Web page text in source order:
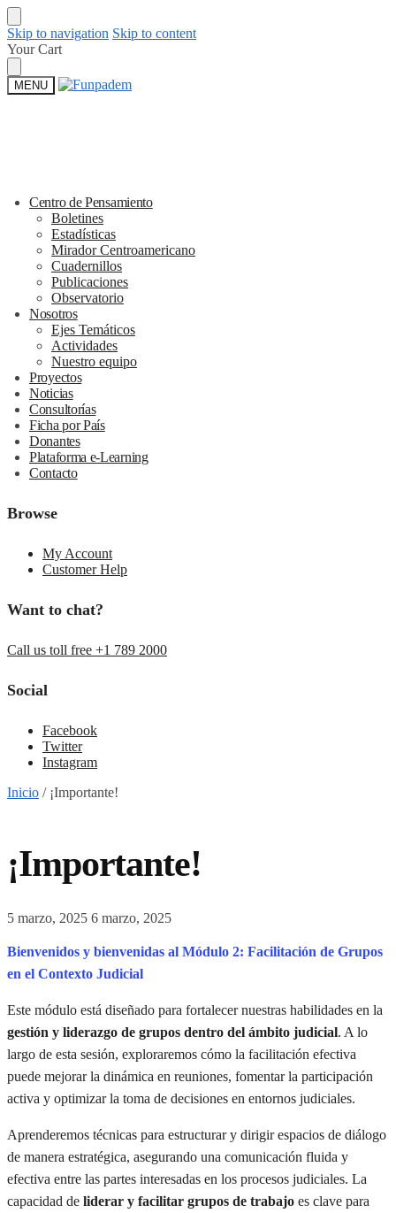
Skip to navigation Skip to content
Your Cart
MENU
Centro de Pensamiento
Boletines
Estadísticas
Mirador Centroamericano
Cuadernillos
Publicaciones
Observatorio
Nosotros
Ejes Temáticos
Actividades
Nuestro equipo
Proyectos
Noticias
Consultorías
Ficha por País
Donantes
Plataforma e-Learning
Contacto
Browse
My Account
Customer Help
Want to chat?
Call us toll free +1 789 2000
Social
Facebook
Twitter
Instagram
Inicio / ¡Importante!
¡Importante!
5 marzo, 2025 6 marzo, 2025
Bienvenidos y bienvenidas al Módulo 2: Facilitación de Grupos
en el Contexto Judicial
Este módulo está diseñado para fortalecer nuestras habilidades en la
gestión y liderazgo de grupos dentro del ámbito judicial. A lo
largo de esta sesión, exploraremos cómo la facilitación efectiva
puede mejorar la dinámica en reuniones, fomentar la participación
activa y optimizar la toma de decisiones en entornos judiciales.
Aprenderemos técnicas para estructurar y dirigir espacios de diálogo
de manera estratégica, asegurando una comunicación fluida y
efectiva entre las partes interesadas en los procesos judiciales. La
capacidad de liderar y facilitar grupos de trabajo es clave para